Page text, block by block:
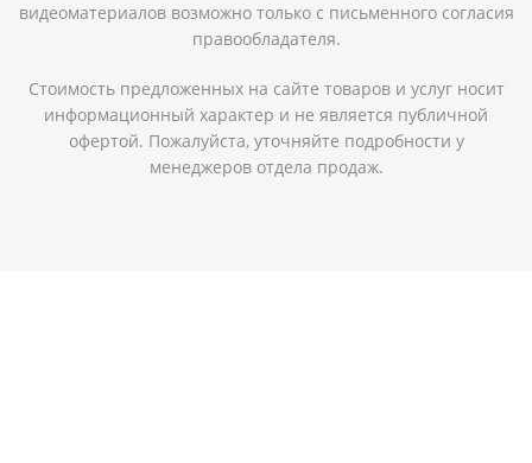
видеоматериалов возможно только с письменного согласия
правообладателя.
Стоимость предложенных на сайте товаров и услуг носит
информационный характер и не является публичной
офертой. Пожалуйста, уточняйте подробности у
менеджеров отдела продаж.